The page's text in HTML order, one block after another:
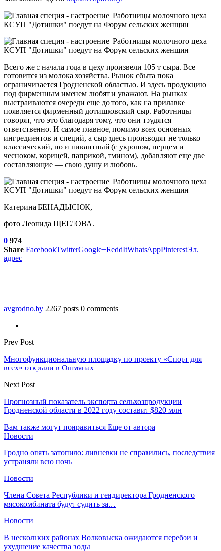
Всего же с начала года в цеху произвели 105 т сыра. Все
готовится из молока хозяйства. Рынок сбыта пока
ограничивается Гродненской областью. И здесь продукцию
под фирменным именем любят и уважают. На рынках
выстраиваются очереди еще до того, как на прилавке
появляется фирменный дотишковский сыр. Работницы
говорят, что это благодаря тому, что они трудятся
ответственно. И самое главное, помимо всех основных
ингредиентов и специй, а сыр здесь производят не только
классический, но и пикантный (с укропом, перцем и
чесноком, корицей, паприкой, тмином), добавляют еще две
составляющие — свою душу и любовь.
Катерина БЕНАДЫСЮК,
фото Леонида ЩЕГЛОВА.
0 974
Share FacebookTwitterGoogle+ReddItWhatsAppPinterestЭл.
адрес
avgrodno.by 2267 posts 0 comments
Prev Post
Многофункциональную площадку по проекту «Спорт для
всех» открыли в Ошмянах
Next Post
Прогнозный показатель экспорта сельхозпродукции
Гродненской области в 2022 году составит $820 млн
Вам также могут понравиться Еще от автора
Новости
Гродно опять затопило: ливневки не справились, последствия
устраняли всю ночь
Новости
Члена Совета Республики и гендиректора Гродненского
мясокомбината будут судить за…
Новости
В нескольких районах Волковыска ожидаются перебои и
ухудшение качества воды